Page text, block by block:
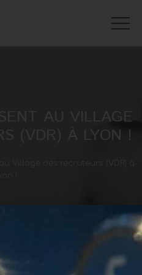
AU VILLAGE
(VDR) À LYON !